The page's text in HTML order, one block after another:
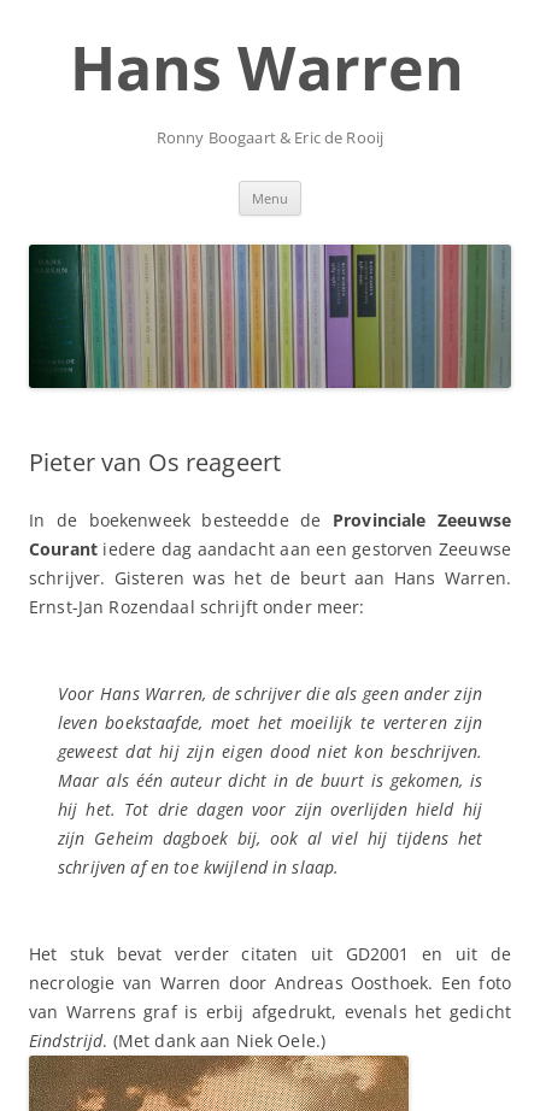
inhoudHans Warren
Ronny Boogaart & Eric de Rooij
Menu
Pieter van Os reageert
In de boekenweek besteedde de Provinciale Zeeuwse
Courantiedere dag aandacht aan een gestorven Zeeuwse
schrijver. Gisteren was het de beurt aan Hans Warren.
Ernst-Jan Rozendaal schrijft onder meer:
Voor Hans Warren, de schrijver die als geen ander zijn
leven boekstaafde, moet het moeilijk te verteren zijn
geweest dat hij zijn eigen dood niet kon beschrijven.
Maar als één auteur dicht in de buurt is gekomen, is
hij het. Tot drie dagen voor zijn overlijden hield hij
zijn Geheim dagboek bij, ook al viel hij tijdens het
schrijven af en toe kwijlend in slaap.
Het stuk bevat verder citaten uit GD2001 en uit de
necrologie van Warren door Andreas Oosthoek. Een foto
van Warrens graf is erbij afgedrukt, evenals het gedicht
Eindstrijd. (Met dank aan Niek Oele.)